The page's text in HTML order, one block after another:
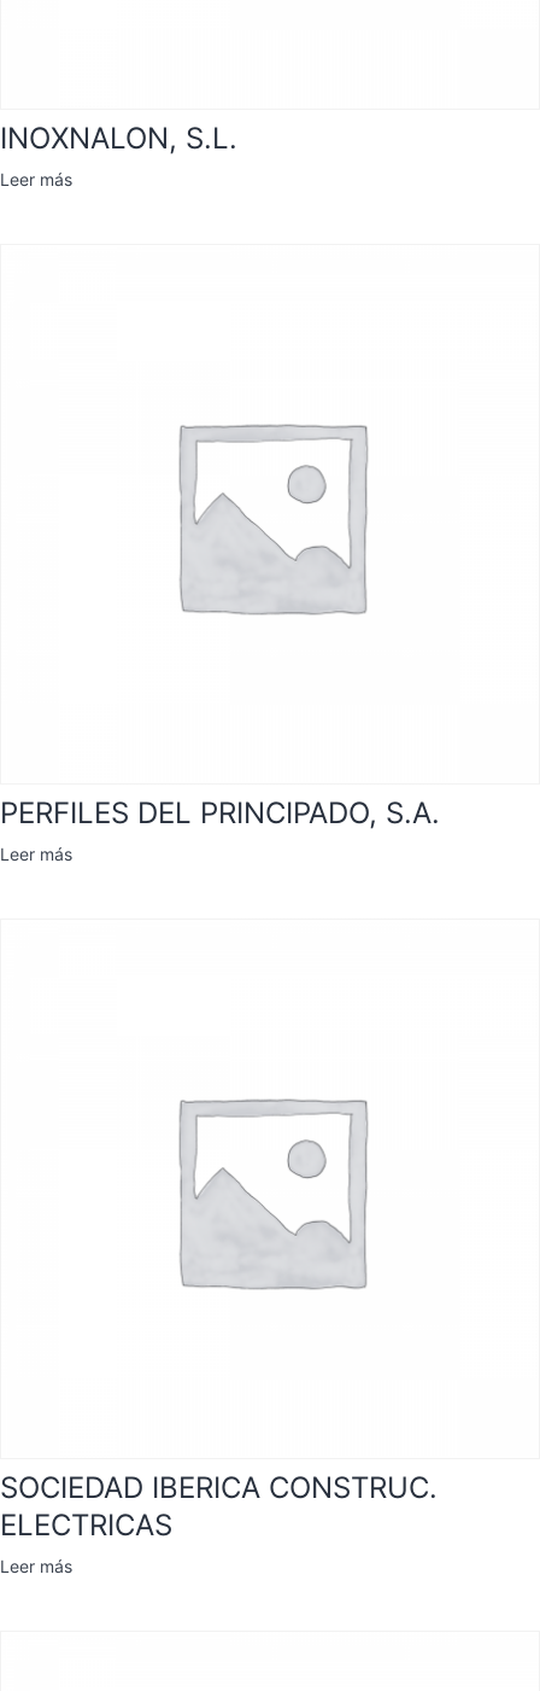
INOXNALON, S.L.
Leer más
PERFILES DEL PRINCIPADO, S.A.
Leer más
SOCIEDAD IBERICA CONSTRUC.
ELECTRICAS
Leer más